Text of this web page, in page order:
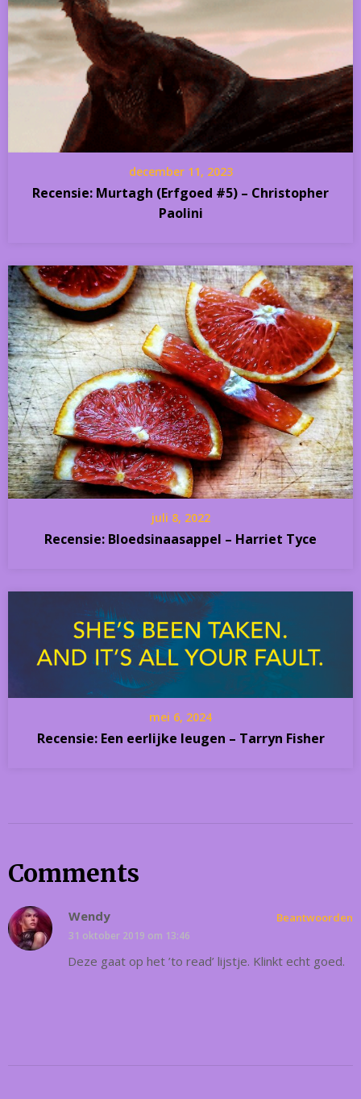
december 11, 2023
Recensie: Murtagh (Erfgoed #5) – Christopher
Paolini
juli 8, 2022
Recensie: Bloedsinaasappel – Harriet Tyce
mei 6, 2024
Recensie: Een eerlijke leugen – Tarryn Fisher
Comments
Wendy
31 oktober 2019 om 13:46
Deze gaat op het ’to read’ lijstje. Klinkt echt goed.
Beantwoorden